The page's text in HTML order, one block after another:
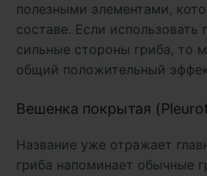
полезными элементами,
составе. Если использовать
сильные стороны гриба, то
общий положительный
Вешенка покрытая
Название уже отражает
гриба напоминает обычные